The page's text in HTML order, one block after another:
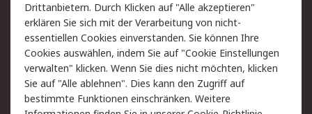
Rechtliches
AGB
Datenschutz
Cookie-Richtlinie
Zahlungsbedingungen
Copyright/Impressum
Drittanbietern. Durch Klicken auf "Alle akzeptieren"
erklären Sie sich mit der Verarbeitung von nicht-
essentiellen Cookies einverstanden. Sie können Ihre
Cookies auswählen, indem Sie auf "Cookie Einstellungen
verwalten" klicken. Wenn Sie dies nicht möchten, klicken
Sie auf "Alle ablehnen". Dies kann den Zugriff auf
bestimmte Funktionen einschränken. Weitere